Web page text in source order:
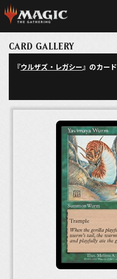
CARD GALLERY
『ウルザズ・レガシー』のカード